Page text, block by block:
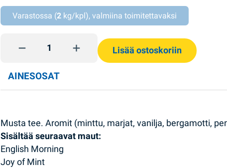
Varastossa (2 kg/kpl), valmiina toimitettavaksi
Assorted collection tee 112g 5*10 Tea Moments
Lisää ostoskoriin
AINESOSAT
Musta tee. Aromit (minttu, marjat, vanilja, bergamotti,
Sisältää seuraavat maut:
English Morning
Joy of Mint